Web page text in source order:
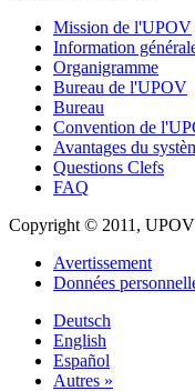
Mission de l'UPOV
Information
Organigramme
Bureau de l'UPOV
Bureau
Convention de
Avantages du
Questions Clefs
FAQ
Copyright © 2011, UPOV
Avertissement
Données
Deutsch
English
Español
Autres »